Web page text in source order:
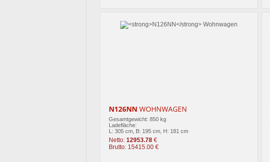
N126NN WOHNWAGEN
Gesamtgewicht: 850 kg
Ladefläche:
L: 305 cm, B: 195 cm, H: 181 cm
Netto: 12953.78 €
Brutto: 15415.00 €